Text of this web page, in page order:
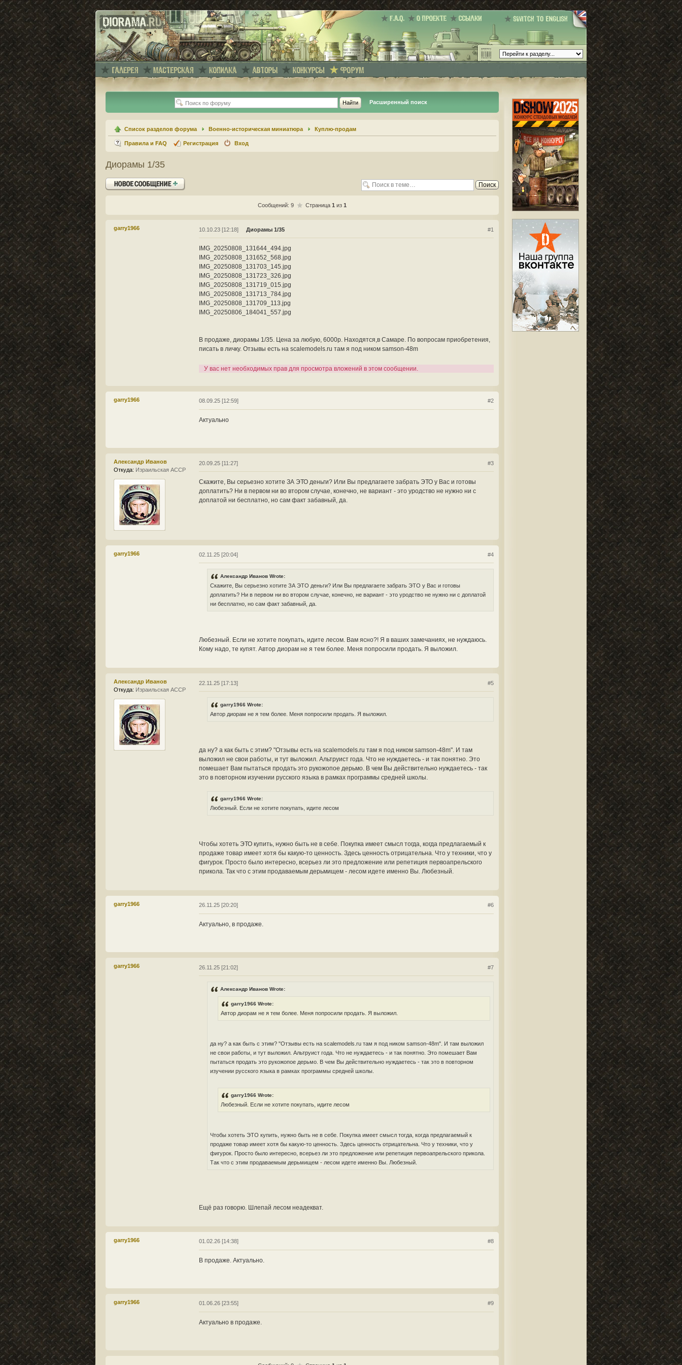
Расширенный поиск
Список разделов форума Военно-историческая миниатюра Куплю-продам
Правила и FAQ Регистрация Вход
Диорамы 1/35
Ответить
Сообщений: 9 Страница 1 из 1
garry1966 10.10.23 [12:18] Диорамы 1/35 #1
IMG_20250808_131644_494.jpg
IMG_20250808_131652_568.jpg
IMG_20250808_131703_145.jpg
IMG_20250808_131723_326.jpg
IMG_20250808_131719_015.jpg
IMG_20250808_131713_784.jpg
IMG_20250808_131709_113.jpg
IMG_20250806_184041_557.jpg
В продаже, диорамы 1/35. Цена за любую, 6000р. Находятся,в Самаре. По вопросам приобретения,
писать в личку. Отзывы есть на scalemodels.ru там я под ником samson-48m
У вас нет необходимых прав для просмотра вложений в этом сообщении.
garry1966 08.09.25 [12:59] #2
Актуально
Александр Иванов
Откуда: Израильская АССР
20.09.25 [11:27] #3
Скажите, Вы серьезно хотите ЗА ЭТО деньги? Или Вы предлагаете забрать ЭТО у Вас и готовы
доплатить? Ни в первом ни во втором случае, конечно, не вариант - это уродство не нужно ни с
доплатой ни бесплатно, но сам факт забавный, да.
garry1966 02.11.25 [20:04] #4
Александр Иванов Wrote:
Скажите, Вы серьезно хотите ЗА ЭТО деньги? Или Вы предлагаете забрать ЭТО у Вас и готовы
доплатить? Ни в первом ни во втором случае, конечно, не вариант - это уродство не нужно ни с доплатой
ни бесплатно, но сам факт забавный, да.
Любезный. Если не хотите покупать, идите лесом. Вам ясно?! Я в ваших замечаниях, не нуждаюсь.
Кому надо, те купят. Автор диорам не я тем более. Меня попросили продать. Я выложил.
Александр Иванов
Откуда: Израильская АССР
22.11.25 [17:13] #5
garry1966 Wrote:
Автор диорам не я тем более. Меня попросили продать. Я выложил.
да ну? а как быть с этим? "Отзывы есть на scalemodels.ru там я под ником samson-48m". И там
выложил не свои работы, и тут выложил. Альтруист года. Что не нуждаетесь - и так понятно. Это
помешает Вам пытаться продать это рукожопое дерьмо. В чем Вы действительно нуждаетесь - так
это в повторном изучении русского языка в рамках программы средней школы.
garry1966 Wrote:
Любезный. Если не хотите покупать, идите лесом
Чтобы хотеть ЭТО купить, нужно быть не в себе. Покупка имеет смысл тогда, когда предлагаемый к
продаже товар имеет хотя бы какую-то ценность. Здесь ценность отрицательна. Что у техники, что у
фигурок. Просто было интересно, всерьез ли это предложение или репетиция первоапрельского
прикола. Так что с этим продаваемым дерьмищем - лесом идете именно Вы. Любезный.
garry1966 26.11.25 [20:20] #6
Актуально, в продаже.
garry1966 26.11.25 [21:02] #7
Александр Иванов Wrote:
garry1966 Wrote:
Автор диорам не я тем более. Меня попросили продать. Я выложил.
да ну? а как быть с этим? "Отзывы есть на scalemodels.ru там я под ником samson-48m". И там выложил
не свои работы, и тут выложил. Альтруист года. Что не нуждаетесь - и так понятно. Это помешает Вам
пытаться продать это рукожопое дерьмо. В чем Вы действительно нуждаетесь - так это в повторном
изучении русского языка в рамках программы средней школы.
garry1966 Wrote:
Любезный. Если не хотите покупать, идите лесом
Чтобы хотеть ЭТО купить, нужно быть не в себе. Покупка имеет смысл тогда, когда предлагаемый к
продаже товар имеет хотя бы какую-то ценность. Здесь ценность отрицательна. Что у техники, что у
фигурок. Просто было интересно, всерьез ли это предложение или репетиция первоапрельского прикола.
Так что с этим продаваемым дерьмищем - лесом идете именно Вы. Любезный.
Ещё раз говорю. Шлепай лесом неадекват.
garry1966 01.02.26 [14:38] #8
В продаже. Актуально.
garry1966 01.06.26 [23:55] #9
Актуально в продаже.